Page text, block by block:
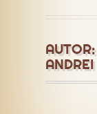
AUTOR:
ANDREI